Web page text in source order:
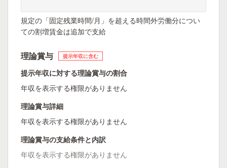
規定の「固定残業時間/月」を超える時間外労働分につい
ての割増賃金は追加で支給
理論賞与 提示年収に含む
提示年収に対する理論賞与の割合
年収を表示する権限がありません
理論賞与詳細
年収を表示する権限がありません
理論賞与の支給条件と内訳
年収を表示する権限がありません